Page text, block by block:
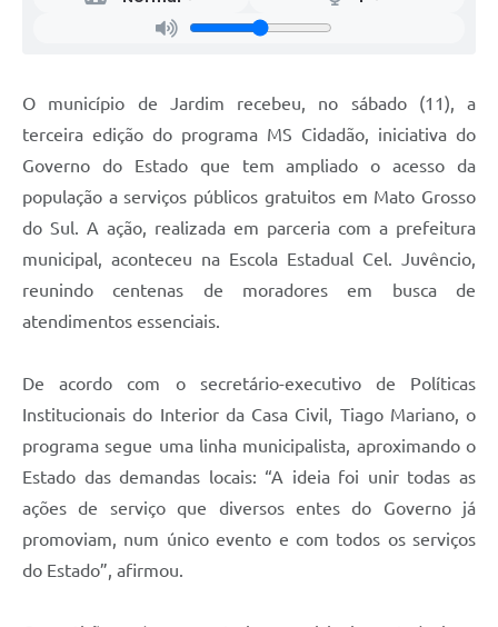
O município de Jardim recebeu, no sábado (11), a
terceira edição do programa MS Cidadão, iniciativa do
Governo do Estado que tem ampliado o acesso da
população a serviços públicos gratuitos em Mato Grosso
do Sul. A ação, realizada em parceria com a prefeitura
municipal, aconteceu na Escola Estadual Cel. Juvêncio,
reunindo centenas de moradores em busca de
atendimentos essenciais.
De acordo com o secretário-executivo de Políticas
Institucionais do Interior da Casa Civil, Tiago Mariano, o
programa segue uma linha municipalista, aproximando o
Estado das demandas locais: “A ideia foi unir todas as
ações de serviço que diversos entes do Governo já
promoviam, num único evento e com todos os serviços
do Estado”, afirmou.